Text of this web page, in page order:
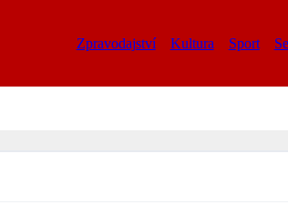
Zpravodajství Kultura Sport